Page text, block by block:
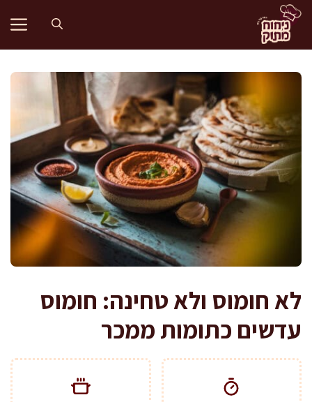
לדלג
לתוכן
לא חומוס ולא טחינה: חומוס
עדשים כתומות ממכר